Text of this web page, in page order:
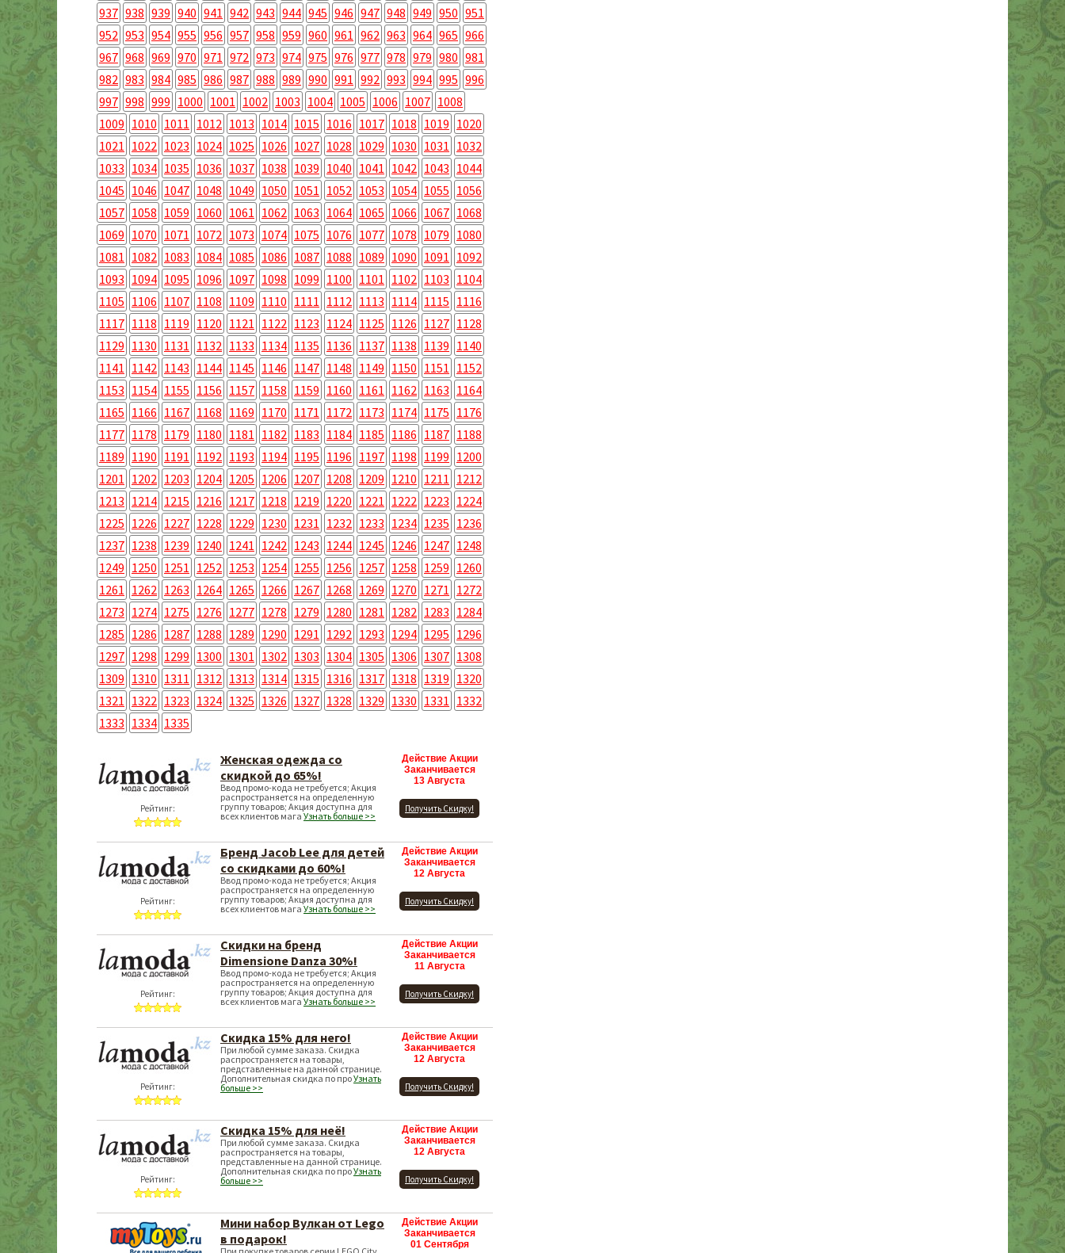
937 938 939 940 941 942 943 944 945 946 947 948 949 950 951
952 953 954 955 956 957 958 959 960 961 962 963 964 965 966
967 968 969 970 971 972 973 974 975 976 977 978 979 980 981
982 983 984 985 986 987 988 989 990 991 992 993 994 995 996
997 998 999 1000 1001 1002 1003 1004 1005 1006 1007 1008
1009 1010 1011 1012 1013 1014 1015 1016 1017 1018 1019 1020
1021 1022 1023 1024 1025 1026 1027 1028 1029 1030 1031 1032
1033 1034 1035 1036 1037 1038 1039 1040 1041 1042 1043 1044
1045 1046 1047 1048 1049 1050 1051 1052 1053 1054 1055 1056
1057 1058 1059 1060 1061 1062 1063 1064 1065 1066 1067 1068
1069 1070 1071 1072 1073 1074 1075 1076 1077 1078 1079 1080
1081 1082 1083 1084 1085 1086 1087 1088 1089 1090 1091 1092
1093 1094 1095 1096 1097 1098 1099 1100 1101 1102 1103 1104
1105 1106 1107 1108 1109 1110 1111 1112 1113 1114 1115 1116
1117 1118 1119 1120 1121 1122 1123 1124 1125 1126 1127 1128
1129 1130 1131 1132 1133 1134 1135 1136 1137 1138 1139 1140
1141 1142 1143 1144 1145 1146 1147 1148 1149 1150 1151 1152
1153 1154 1155 1156 1157 1158 1159 1160 1161 1162 1163 1164
1165 1166 1167 1168 1169 1170 1171 1172 1173 1174 1175 1176
1177 1178 1179 1180 1181 1182 1183 1184 1185 1186 1187 1188
1189 1190 1191 1192 1193 1194 1195 1196 1197 1198 1199 1200
1201 1202 1203 1204 1205 1206 1207 1208 1209 1210 1211 1212
1213 1214 1215 1216 1217 1218 1219 1220 1221 1222 1223 1224
1225 1226 1227 1228 1229 1230 1231 1232 1233 1234 1235 1236
1237 1238 1239 1240 1241 1242 1243 1244 1245 1246 1247 1248
1249 1250 1251 1252 1253 1254 1255 1256 1257 1258 1259 1260
1261 1262 1263 1264 1265 1266 1267 1268 1269 1270 1271 1272
1273 1274 1275 1276 1277 1278 1279 1280 1281 1282 1283 1284
1285 1286 1287 1288 1289 1290 1291 1292 1293 1294 1295 1296
1297 1298 1299 1300 1301 1302 1303 1304 1305 1306 1307 1308
1309 1310 1311 1312 1313 1314 1315 1316 1317 1318 1319 1320
1321 1322 1323 1324 1325 1326 1327 1328 1329 1330 1331 1332
1333 1334 1335
Рейтинг:
Женская одежда со
скидкой до 65%!
Ввод промо-кода не требуется; Акция
распространяется на определенную
группу товаров; Акция доступна для
всех клиентов мага Узнать больше >>
Действие Акции
Заканчивается
13 Августа
Получить Скидку!
Рейтинг:
Бренд Jacob Lee для детей
со скидками до 60%!
Ввод промо-кода не требуется; Акция
распространяется на определенную
группу товаров; Акция доступна для
всех клиентов мага Узнать больше >>
Действие Акции
Заканчивается
12 Августа
Получить Скидку!
Рейтинг:
Скидки на бренд
Dimensione Danza 30%!
Ввод промо-кода не требуется; Акция
распространяется на определенную
группу товаров; Акция доступна для
всех клиентов мага Узнать больше >>
Действие Акции
Заканчивается
11 Августа
Получить Скидку!
Рейтинг:
Скидка 15% для него!
При любой сумме заказа. Скидка
распространяется на товары,
представленные на данной странице.
Дополнительная скидка по проУзнать
больше >>
Действие Акции
Заканчивается
12 Августа
Получить Скидку!
Рейтинг:
Скидка 15% для неё!
При любой сумме заказа. Скидка
распространяется на товары,
представленные на данной странице.
Дополнительная скидка по проУзнать
больше >>
Действие Акции
Заканчивается
12 Августа
Получить Скидку!
Мини набор Вулкан от Lego
в подарок!
Действие Акции
Заканчивается
01 Сентября